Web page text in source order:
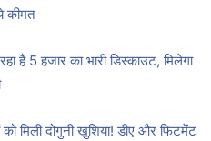
कीमत
है 5 हजार का भारी डिस्काउंट, मिलेगा
मिली दोगुनी खुशिया! डीए और फिटमेंट